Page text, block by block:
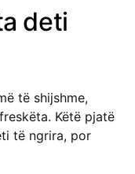
deti
të shijshme,
Këtë pjatë
të ngrira, por